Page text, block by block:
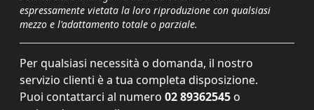
espressamente vietata la loro riproduzione con qualsiasi
mezzo e l'adattamento totale o parziale.
Per qualsiasi necessità o domanda, il nostro
servizio clienti è a tua completa disposizione.
Puoi contattarci al numero 02 89362545 o